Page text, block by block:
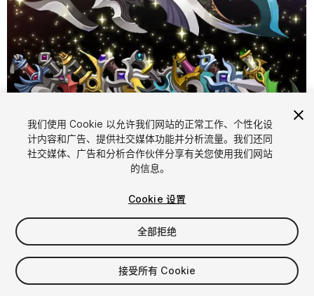
1 /4
$20
我们使用 Cookie 以允许我们网站的正常工作、个性化设
计内容和广告、提供社交媒体功能并分析流量。我们还同
社交媒体、广告和分析合作伙伴分享有关您使用我们网站
的信息。
Cookie 设置
全部拒绝
接受所有 Cookie